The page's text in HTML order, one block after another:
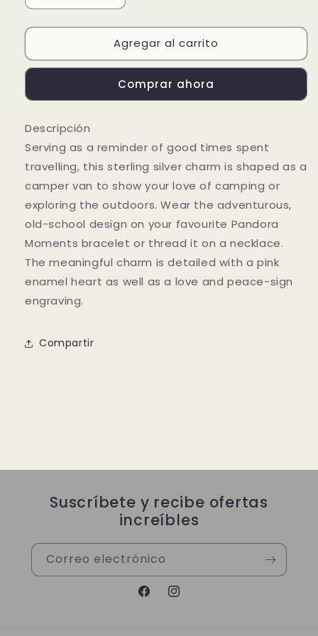
cantidad
para
Autocaravana
cantidad
para
Dije
Autocaravana
Agregar al carrito
Comprar ahora
Descripción
Serving as a reminder of good times spent
travelling, this sterling silver charm is shaped as a
camper van to show your love of camping or
exploring the outdoors. Wear the adventurous,
old-school design on your favourite Pandora
Moments bracelet or thread it on a necklace.
The meaningful charm is detailed with a pink
enamel heart as well as a love and peace-sign
engraving.
Compartir
Suscríbete y recibe ofertas
increíbles
Correo electrónico
FacebookInstagram